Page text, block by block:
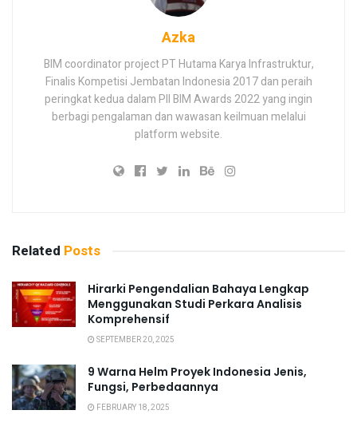
Azka
BIM coordinator project PT Hutama Karya Infrastruktur,
Finalis Kompetisi Jembatan Indonesia 2017 dan peraih
peringkat kedua dalam PII BIM Awards 2022 yang ingin
berbagi pengalaman dan wawasan keilmuan melalui
platform website.
Related Posts
Hirarki Pengendalian Bahaya Lengkap
Menggunakan Studi Perkara Analisis
Komprehensif
SEPTEMBER 20, 2025
9 Warna Helm Proyek Indonesia Jenis,
Fungsi, Perbedaannya
FEBRUARY 18, 2025